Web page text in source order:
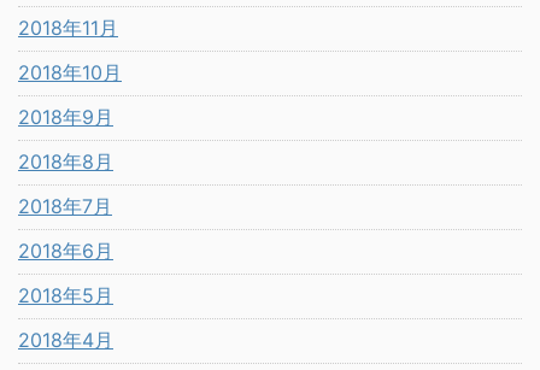
2018年11月
2018年10月
2018年9月
2018年8月
2018年7月
2018年6月
2018年5月
2018年4月